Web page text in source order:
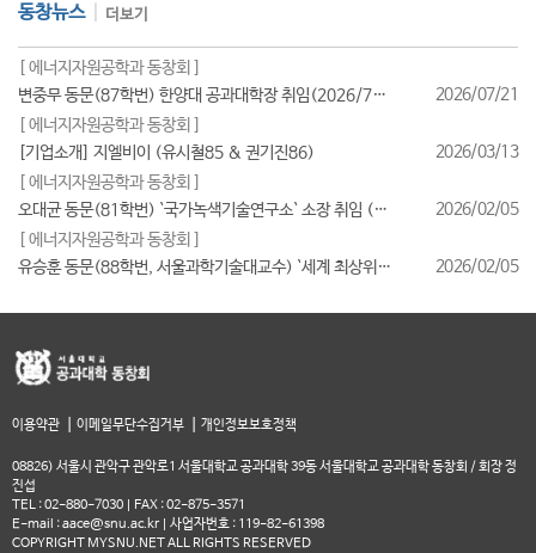
동창뉴스 더보기
[ 에너지자원공학과 동창회 ]
변중무 동문(87학번) 한양대 공과대학장 취임(2026/7/1일자)
2026/07/21
[ 에너지자원공학과 동창회 ]
[기업소개] 지엘비이 (유시철85 & 권기진86)
2026/03/13
[ 에너지자원공학과 동창회 ]
오대균 동문(81학번) `국가녹색기술연구소` 소장 취임 (2026/2월)
2026/02/05
[ 에너지자원공학과 동창회 ]
유승훈 동문(88학번, 서울과학기술대교수) `세계 최상위 연구자 2025` 등재
2026/02/05
이용약관 이메일무단수집거부 개인정보보호정책
08826) 서울시 관악구 관악로1 서울대학교 공과대학 39동 서울대학교 공과대학 동창회 / 회장 정
진섭
TEL : 02-880-7030 | FAX : 02-875-3571
E-mail : aace@snu.ac.kr | 사업자번호 : 119-82-61398
COPYRIGHT MYSNU.NET ALL RIGHTS RESERVED